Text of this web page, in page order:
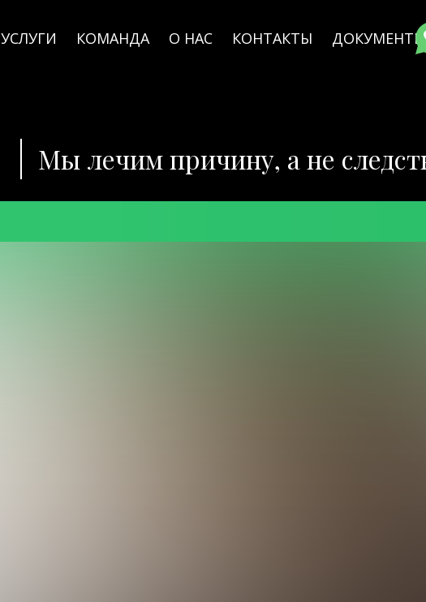
УСЛУГИ КОМАНДА О НАС КОНТАКТЫ ДОКУМЕНТЫ
Мы лечим причину, а не